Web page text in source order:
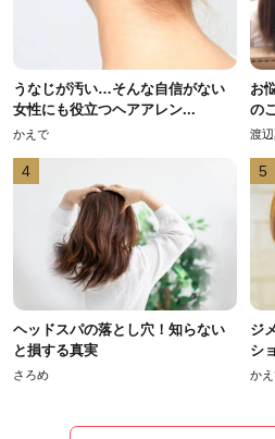
うなじが汚い…そんな自信がない
女性にも役立つヘアアレン...
かえで
お
の
渡
4
ヘッドスパの落とし穴！知らない
と損する真実
さろめ
5
ジ
シ
か